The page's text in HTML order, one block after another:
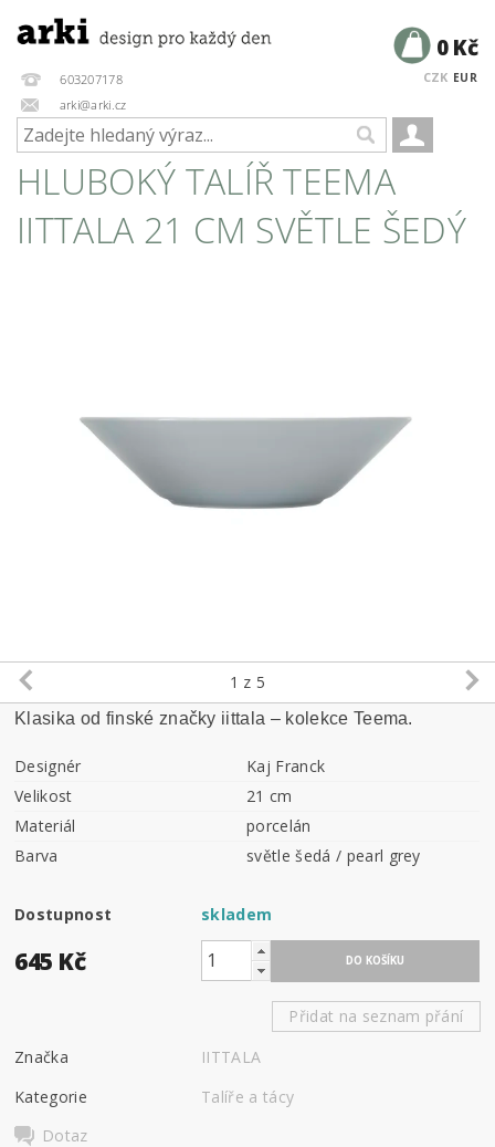
603207178
arki@arki.cz
CZK EUR
0 Kč
HLUBOKÝ TALÍŘ TEEMA
IITTALA 21 CM SVĚTLE ŠEDÝ
1 z 5
Klasika od finské značky iittala – kolekce Teema.
Designér
Kaj Franck
Velikost
21 cm
Materiál
porcelán
Barva
světle šedá / pearl grey
Dostupnost skladem
645 Kč
Přidat na seznam přání
Značka
IITTALA
Kategorie
Talíře a tácy
Dotaz